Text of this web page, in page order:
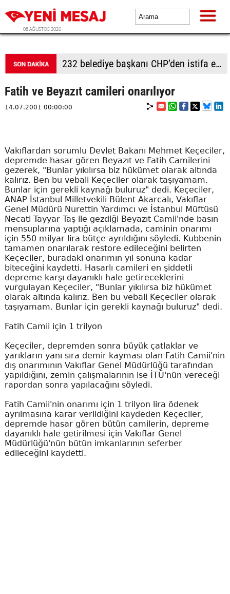
08 AĞUSTOS 2026
Adalet Komisyonu önünde gerginlik
Fatih ve Beyazıt camileri onarılıyor
14.07.2001 00:00:00
Vakıflardan sorumlu Devlet Bakanı Mehmet Keçeciler,
depremde hasar gören Beyazıt ve Fatih Camilerini
gezerek, "Bunlar yıkılırsa biz hükümet olarak altında
kalırız. Ben bu vebali Keçeciler olarak taşıyamam.
Bunlar için gerekli kaynağı buluruz" dedi. Keçeciler,
ANAP İstanbul Milletvekili Bülent Akarcalı, Vakıflar
Genel Müdürü Nurettin Yardımcı ve İstanbul Müftüsü
Necati Tayyar Taş ile gezdiği Beyazıt Camii'nde basın
mensuplarına yaptığı açıklamada, caminin onarımı
için 550 milyar lira bütçe ayrıldığını söyledi. Kubbenin
tamamen onarılarak restore edileceğini belirten
Keçeciler, buradaki onarımın yıl sonuna kadar
biteceğini kaydetti. Hasarlı camileri en şiddetli
depreme karşı dayanıklı hale getireceklerini
vurgulayan Keçeciler, "Bunlar yıkılırsa biz hükümet
olarak altında kalırız. Ben bu vebali Keçeciler olarak
taşıyamam. Bunlar için gerekli kaynağı buluruz" dedi.
Fatih Camii için 1 trilyon
Keçeciler, depremden sonra büyük çatlaklar ve
yarıkların yanı sıra demir kayması olan Fatih Camii'nin
dış onarımının Vakıflar Genel Müdürlüğü tarafından
yapıldığını, zemin çalışmalarının ise İTÜ'nün vereceği
rapordan sonra yapılacağını söyledi.
Fatih Camii'nin onarımı için 1 trilyon lira ödenek
ayrılmasına karar verildiğini kaydeden Keçeciler,
depremde hasar gören bütün camilerin, depreme
dayanıklı hale getirilmesi için Vakıflar Genel
Müdürlüğü'nün bütün imkanlarının seferber
edileceğini kaydetti.